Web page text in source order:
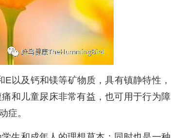
量。
以及钙和镁等矿物质，具有镇静特性，
和儿童尿床非常有益，也可用于行为障
症。